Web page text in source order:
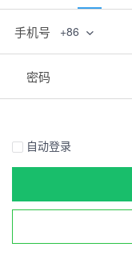
手机号 +86
密码
自动登录